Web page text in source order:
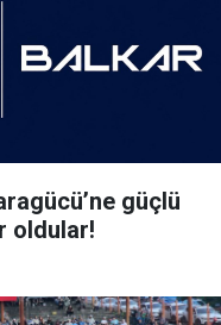
güçlü
oldular!